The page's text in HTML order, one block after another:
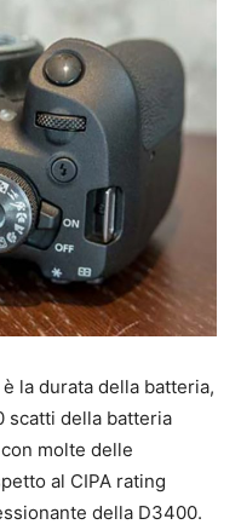
la durata della batteria,
scatti della batteria
molte delle
al CIPA rating
della D3400.